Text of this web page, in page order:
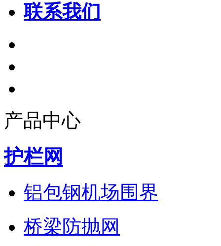
联系我们
产品中心
护栏网
铝包钢机场围界
桥梁防抛网